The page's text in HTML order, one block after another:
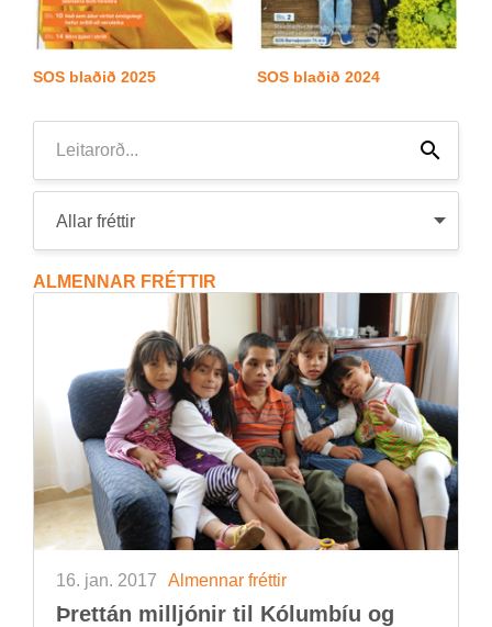
SOS blað­ið 2025 SOS blað­ið 2024
Leita
ALMENNAR FRÉTTIR
16. jan. 2017 Al­menn­ar frétt­ir
Þrett­án millj­ón­ir til Kól­umb­íu og